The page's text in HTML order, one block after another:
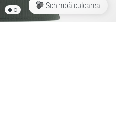
Schimbă culoarea